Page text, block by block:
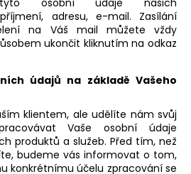
adresu, e-mail.
Zasílání
na Váš mail můžete vždy
ukončit kliknutím na odkaz
údajů na základě Vašeho
klientem, ale udělíte nám svůj
Vaše osobní údaje
produktů a služeb. Před tím, než
budeme vás informovat o tom,
konkrétnímu účelu zpracování se